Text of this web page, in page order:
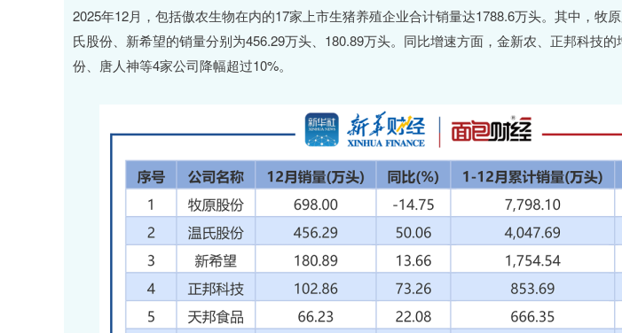
2025年12月，包括傲农生物在内的17家上市生猪养殖企业合计销量达1788.6万头。其中，牧
氏股份、新希望的销量分别为456.29万头、180.89万头。同比增速方面，金新农、正邦科技
份、唐人神等4家公司降幅超过10%。